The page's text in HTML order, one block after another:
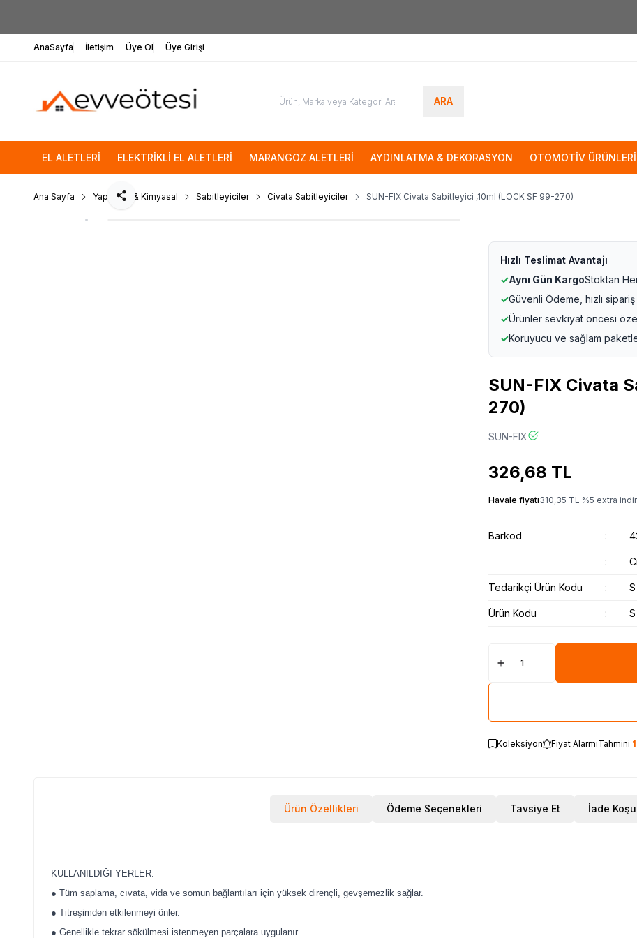
AnaSayfa İletişim Üye Ol Üye Girişi
ARA
EL ALETLERİ ELEKTRİKLİ EL ALETLERİ MARANGOZ ALETLERİ AYDINLATMA & DEKORASYON OTOMOTİV ÜRÜNLERİ
Ana Sayfa Yapıştırıcı & Kimyasal Sabitleyiciler Civata Sabitleyiciler SUN-FIX Civata Sabitleyici ,10ml (LOCK SF 99-270)
Paylaş
Hızlı Teslimat Avantajı
✓Aynı Gün KargoStoktan
✓Güvenli Ödeme, hızlı sipariş
✓Ürünler sevkiyat öncesi
✓Koruyucu ve sağlam
SUN-FIX Civata
270)
SUN-FIX
326,68 TL
Havale fiyatı310,35 TL %5 extra
Barkod :
:
Tedarikçi Ürün Kodu :
Ürün Kodu :
Koleksiyon Fiyat AlarmıTahmini
Ürün Özellikleri Ödeme Seçenekleri Tavsiye Et İade
KULLANILDIĞI YERLER:
● Tüm saplama, cıvata, vida ve somun bağlantıları için yüksek dirençli, gevşemezlik sağlar.
● Titreşimden etkilenmeyi önler.
● Genellikle tekrar sökülmesi istenmeyen parçalara uygulanır.